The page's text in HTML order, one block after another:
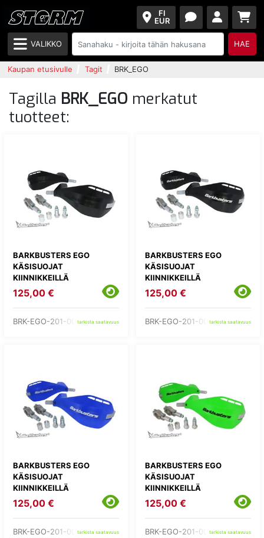
FI
EUR
VALIKKO HAE
Kaupan etusivulle Tagit BRK_EGO
Tagilla BRK_EGO merkatut
tuotteet:
BARKBUSTERS EGO
KÄSISUOJAT
KIINNIKKEILLÄ
125,00 €
BRK-EGO-201-00-BBtarkista saatavuus
BARKBUSTERS EGO
KÄSISUOJAT
KIINNIKKEILLÄ
125,00 €
BRK-EGO-201-00-BKtarkista saatavuus
BARKBUSTERS EGO
KÄSISUOJAT
KIINNIKKEILLÄ
125,00 €
BRK-EGO-201-00-BUtarkista saatavuus
BARKBUSTERS EGO
KÄSISUOJAT
KIINNIKKEILLÄ
125,00 €
BRK-EGO-201-00-GRtarkista saatavuus